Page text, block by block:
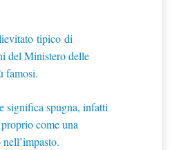
tipico di
del Ministero delle
famosi.
significa spugna, infatti
come una